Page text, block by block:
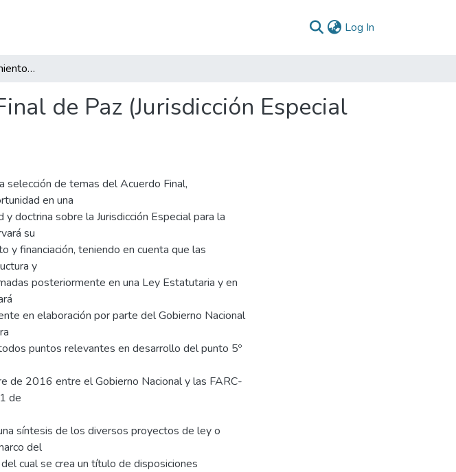
Log In
Boletín No. 4. Seguimiento Acuerdo Final de Paz (Jurisdicción Especial para la Paz-JEP-)
de Paz (Jurisdicción Especial
selección de temas del Acuerdo Final,
en una
doctrina sobre la Jurisdicción Especial para la
su
y financiación, teniendo en cuenta que las
y
posteriormente en una Ley Estatutaria y en
en elaboración por parte del Gobierno Nacional
puntos relevantes en desarrollo del punto 5º
de 2016 entre el Gobierno Nacional y las FARC-
de
síntesis de los diversos proyectos de ley o
del
cual se crea un título de disposiciones